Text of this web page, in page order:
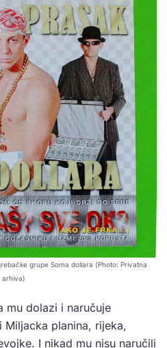
grupe Soma dollara (Photo: Privatna
arhiva)
mu dolazi i naručuje
Miljacka planina, rijeka,
I nikad mu nisu naručili